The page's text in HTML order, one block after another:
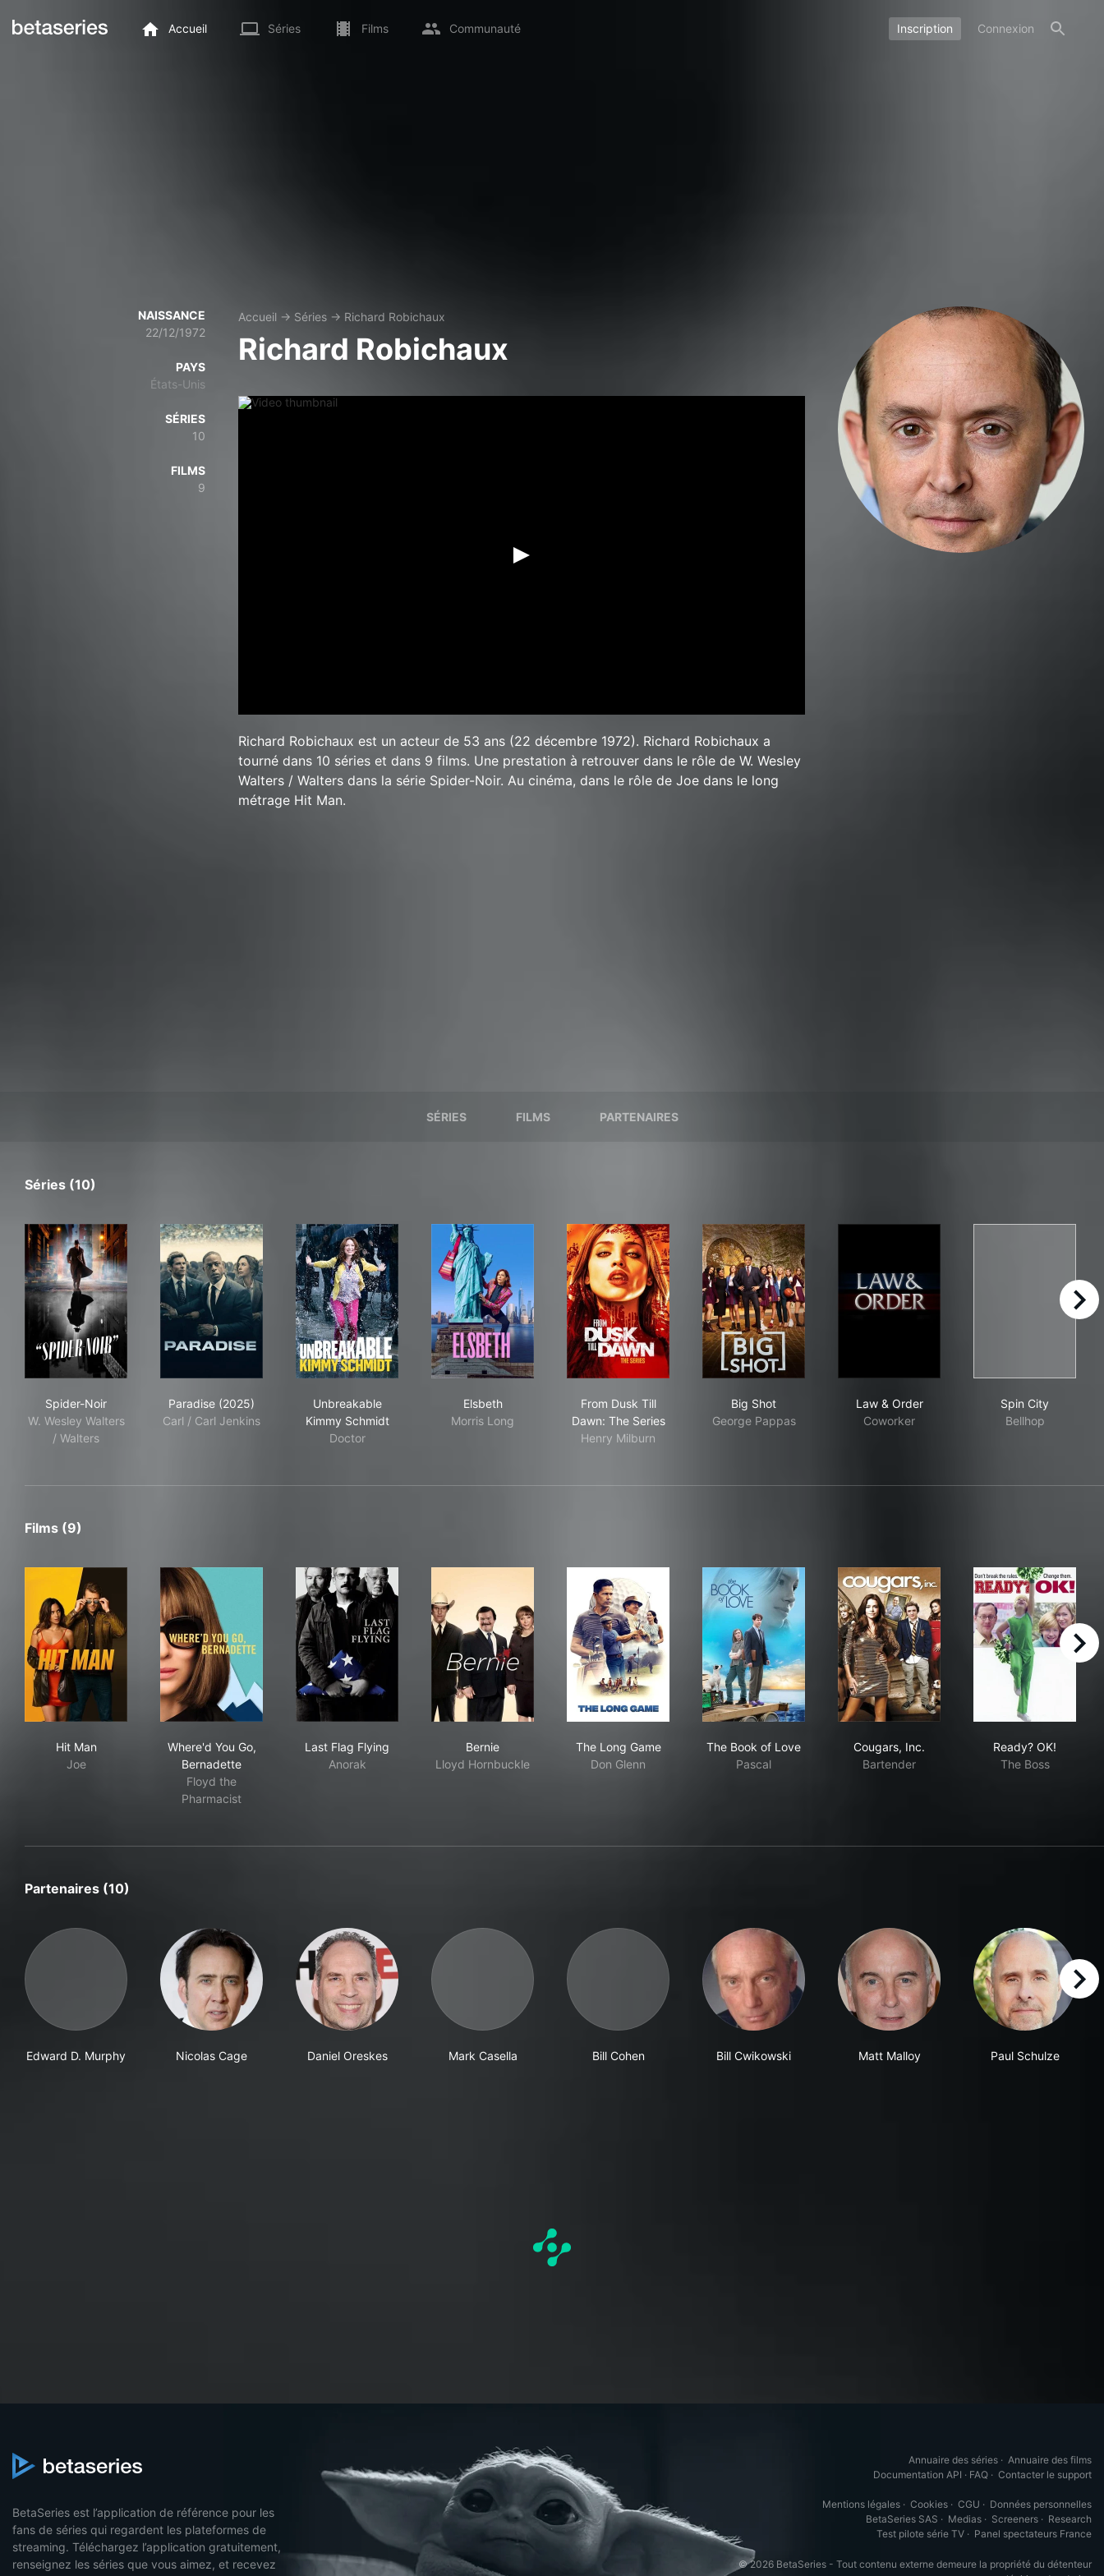
Accueil Séries Films Communauté Inscription Connexion
NAISSANCE
22/12/1972
PAYS
États-Unis
SÉRIES
10
FILMS
9
Accueil → Séries → Richard Robichaux
Richard Robichaux
Richard Robichaux est un acteur de 53 ans (22 décembre 1972). Richard Robichaux a
tourné dans 10 séries et dans 9 films. Une prestation à retrouver dans le rôle de W. Wesley
Walters / Walters dans la série Spider-Noir. Au cinéma, dans le rôle de Joe dans le long
métrage Hit Man.
SÉRIES FILMS PARTENAIRES
Séries (10)
Spider-Noir
W. Wesley Walters
/ Walters
Paradise (2025)
Carl / Carl Jenkins
Unbreakable
Kimmy Schmidt
Doctor
Elsbeth
Morris Long
From Dusk Till
Dawn: The Series
Henry Milburn
Big Shot
George Pappas
Law & Order
Coworker
Spin City
Bellhop
right
Films (9)
Hit Man
Joe
Where'd You Go,
Bernadette
Floyd the
Pharmacist
Last Flag Flying
Anorak
Bernie
Lloyd Hornbuckle
The Long Game
Don Glenn
The Book of Love
Pascal
Cougars, Inc.
Bartender
Ready? OK!
The Boss
right
Partenaires (10)
Edward D. Murphy Nicolas Cage Daniel Oreskes Mark Casella Bill Cohen Bill Cwikowski Matt Malloy Paul Schulze
right
BetaSeries est l’application de référence pour les
fans de séries qui regardent les plateformes de
streaming. Téléchargez l’application gratuitement,
renseignez les séries que vous aimez, et recevez
Annuaire des séries · Annuaire des films
Documentation API · FAQ · Contacter le support
Mentions légales · Cookies · CGU · Données personnelles
BetaSeries SAS · Medias · Screeners · Research
Test pilote série TV · Panel spectateurs France
© 2026 BetaSeries - Tout contenu externe demeure la propriété du détenteur